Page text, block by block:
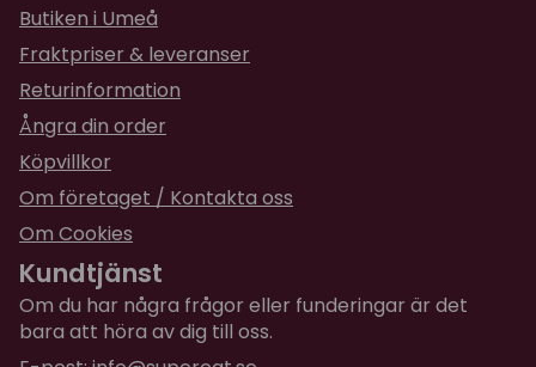
Butiken i Umeå
Fraktpriser & leveranser
Returinformation
Ångra din order
Köpvillkor
Om företaget / Kontakta oss
Om Cookies
Kundtjänst
Om du har några frågor eller funderingar är det
bara att höra av dig till oss.